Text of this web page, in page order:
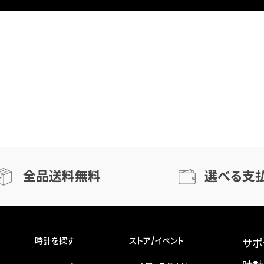
全品送料無料 選べる支
時計を探す ストア/イベント
サ